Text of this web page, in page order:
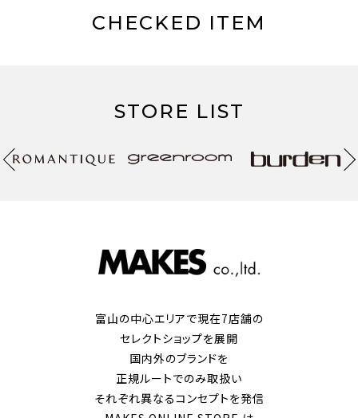
CHECKED ITEM
STORE LIST
富山の中心エリアで現在7店舗の
セレクトショップを展開
国内外のブランドを
正規ルートでのみ取扱い
それぞれ異なるコンセプトを発信